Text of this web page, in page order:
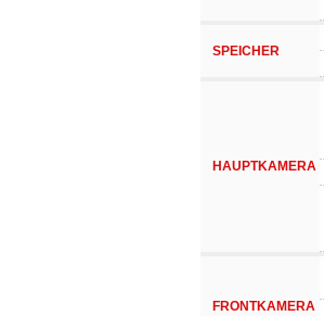
SPEICHER
HAUPTKAMERA
FRONTKAMERA